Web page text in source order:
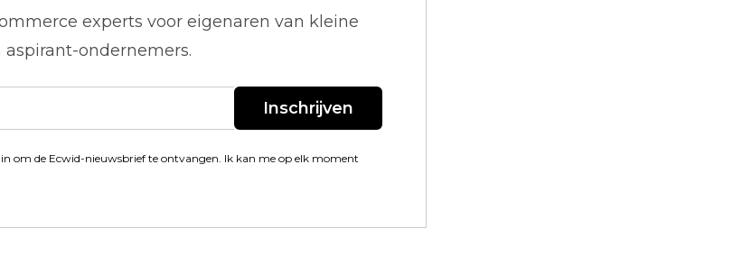
experts voor eigenaren van kleine
aspirant-ondernemers.
Inschrijven
in om de Ecwid-nieuwsbrief te ontvangen. Ik kan me op elk moment